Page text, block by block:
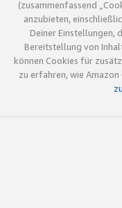
(zusammenfassend
anzubieten,
Deiner Einstellungen,
Bereitstellung von
können Cookies für
zu erfahren, wie